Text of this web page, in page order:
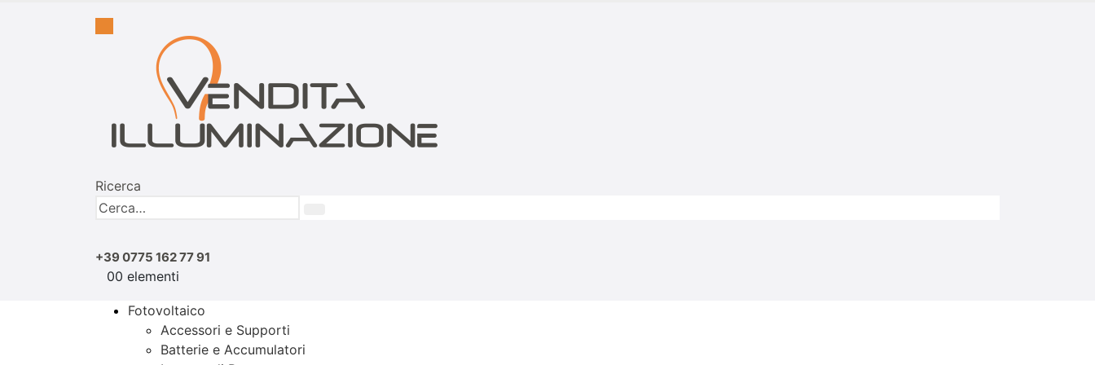
Ricerca
+39 0775 162 77 91
00 elementi
Fotovoltaico
Accessori e Supporti
Batterie e Accumulatori